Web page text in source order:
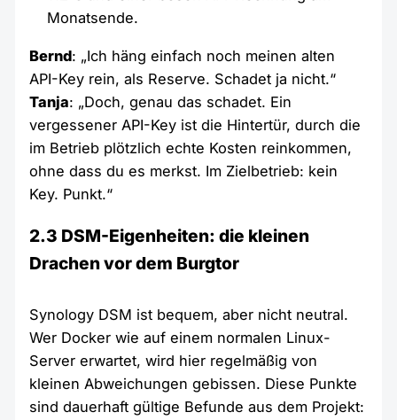
Monatsende.
Bernd: „Ich häng einfach noch meinen alten
API-Key rein, als Reserve. Schadet ja nicht.“
Tanja: „Doch, genau das schadet. Ein
vergessener API-Key ist die Hintertür, durch die
im Betrieb plötzlich echte Kosten reinkommen,
ohne dass du es merkst. Im Zielbetrieb: kein
Key. Punkt.“
2.3 DSM-Eigenheiten: die kleinen
Drachen vor dem Burgtor
Synology DSM ist bequem, aber nicht neutral.
Wer Docker wie auf einem normalen Linux-
Server erwartet, wird hier regelmäßig von
kleinen Abweichungen gebissen. Diese Punkte
sind dauerhaft gültige Befunde aus dem Projekt: